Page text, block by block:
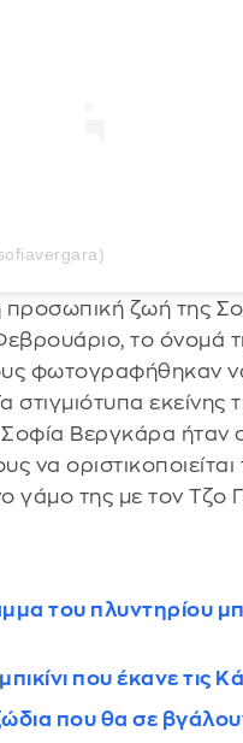
ζωή της
το όνομά
φωτογραφήθηκαν
εκείνης
Σοφία Βεργκάρα
να
της με τον Τζο
του πλυντηρίου
που έκανε τις
που θα σε